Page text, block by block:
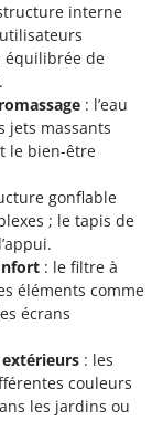
interne
équilibrée de
: l’eau
jets massants
le bien-être
gonflable
; le tapis de
: le filtre à
éléments comme
écrans
: les
couleurs
les jardins ou